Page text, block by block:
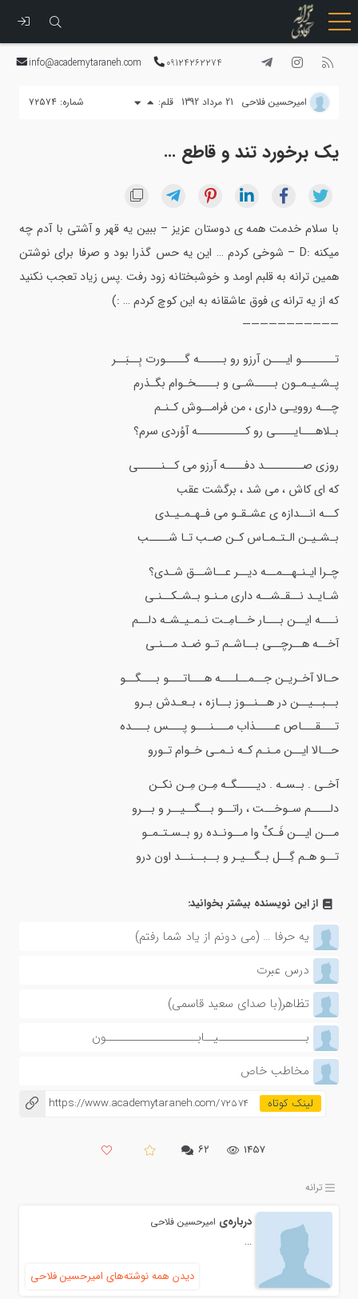
رفتن
به
09124262274
info@academytaraneh.com
امیرحسین فلاحی 21 مرداد 1392 قلم: شماره: ۷۲۵۷۴
یک برخورد تند و قاطع …
با سلام خدمت همه ی دوستان عزیز – ببین یه قهر و آشتی با آدم چه
میکنه :D – شوخی کردم … این یه حس گذرا بود و صرفا برای نوشتن
همین ترانه به قلبم اومد و خوشبختانه زود رفت .پس زیاد تعجب نکنید
که از یه ترانه ی فوق عاشقانه به این کوچ کردم … :)
———————————
تـــــــو ایـــن آرزو رو بـــــه گــــورت بِــبَــر
پـشـیـمـون بــــشـی و بــــخـوام بگـذرم
چــه روویـی داری ، من فرامــوش کـنـم
بـلاهـــایــــی رو کــــــــــه آوُردی سرم؟
روزی صــــــــد دفــــه آرزو می کــنـــــی
که ای کاش ، می شد ، برگشت عقب
کــه انــدازه ی عشـقـو می فـهـمـیـدی
بـشـیـن الـتـمـاس کـن صـب تـا شــــب
چـرا ایـنـهــمــه دیــر عــاشــق شـدی؟
شـایـد نــقـشــه داری مـنـو بـشـکــنـی
نـــه ایــن بـــار خــامِـت نـمـیـشـه دلــم
آخــه هــرچــی بــاشـم تـو ضـد مــنـی
حـالا آخـریـن جــمــلـــه هـــاتـــو بـــگــو
بــبــیــن در هــنــوز بــازه ، بـعـدش بـرو
تـــقـــاص عــــذاب مـــنـــو پـــس بـــده
حــالا ایــن مـنـم کـه نـمـی خـوام تـورو
آخـی . بـسـه . دیــــگـه مِـن مِـن نکـن
دلــــم سـوخــت ، راتــو بــگــیــر و بــرو
مــن ایــن فَـکِّ وا مــونـده رو بـسـتـمـو
تــو هـم گِــل بـگــیـر و بــبــنــد اون درو
از این نویسنده بیشتر بخوانید:
یه حرفا … (می دونم از یاد شما رفتم)
درس عبرت
تظاهر(با صدای سعید قاسمی)
بــــــــــــــــــیــابـــــــــــــــــــون
مخاطب خاص
https://www.academytaraneh.com/72574
1457 ۶۲
ترانه
درباره‌ی امیرحسین فلاحی
...
دیدن همه نوشته‌های امیرحسین فلاحی